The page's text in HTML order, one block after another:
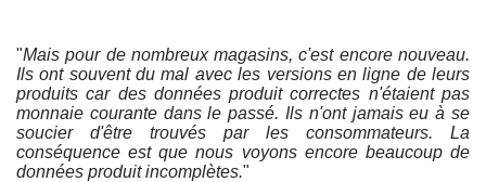
"Mais pour de nombreux magasins, c'est encore nouveau.
Ils ont souvent du mal avec les versions en ligne de leurs
produits car des données produit correctes n'étaient pas
monnaie courante dans le passé. Ils n'ont jamais eu à se
soucier d'être trouvés par les consommateurs. La
conséquence est que nous voyons encore beaucoup de
données produit incomplètes."